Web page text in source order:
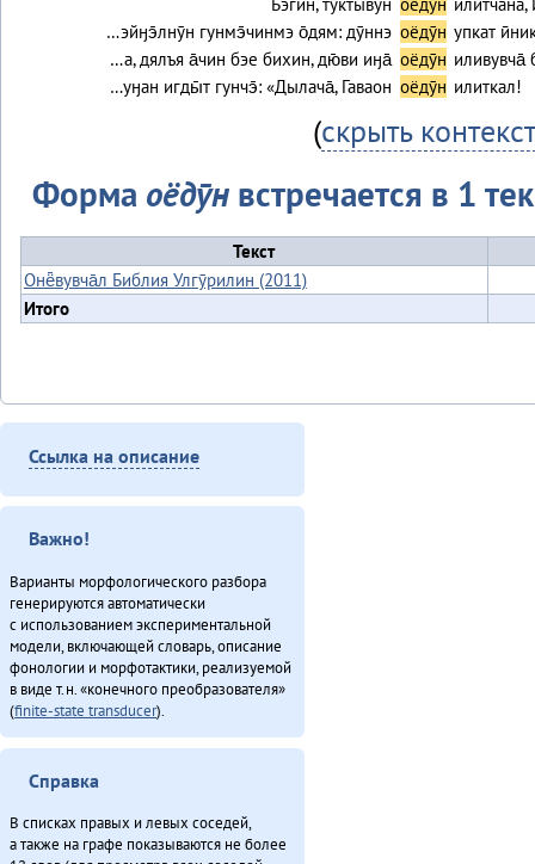
Бэгин, тӯктывун оёдӯн
…эйӈэ̄лнӯн гунмэ̄чинмэ о̄дям: дӯннэ оёдӯн упкат
…а, дялъя а̄чин бэе бихин, дю̄ви иӈа̄ оёдӯн иливувча̄
…уӈан игды̄т гунчэ̄: «Дылача̄, Гаваон оёдӯн илиткал!
(скрыть контекст
Форма оёдӯн встречается в 1
Текст
Онё̄вувча̄л Библия Улгӯрилин (2011)
Итого
Ссылка на описание
Важно!
Варианты морфологического разбора
генерируются автоматически
с использованием экспериментальной
модели, включающей словарь, описание
фонологии и морфотактики, реализуемой
в виде т.н. «конечного преобразователя»
(finite-state transducer).
Справка
В списках правых и левых соседей,
а также на графе показываются не более